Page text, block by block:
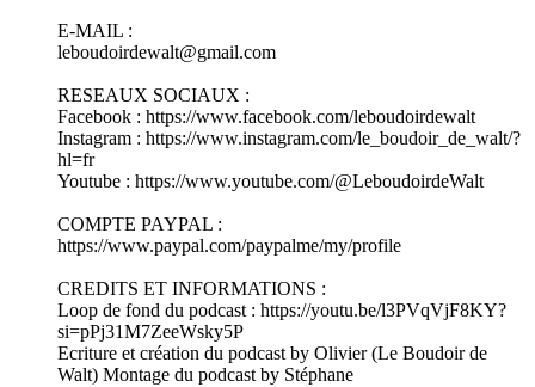
E-MAIL :
leboudoirdewalt@gmail.com
RESEAUX SOCIAUX :
Facebook : ⁠https://www.facebook.com/leboudoirdewalt⁠
Instagram : ⁠https://www.instagram.com/le_boudoir_de_walt/?
hl=fr⁠
Youtube : https://www.youtube.com/@LeboudoirdeWalt
COMPTE PAYPAL :
https://www.paypal.com/paypalme/my/profile
CREDITS ET INFORMATIONS :
Loop de fond du podcast : ⁠https://youtu.be/l3PVqVjF8KY?
si=pPj31M7ZeeWsky5P⁠
Ecriture et création du podcast by Olivier (Le Boudoir de
Walt) Montage du podcast by Stéphane